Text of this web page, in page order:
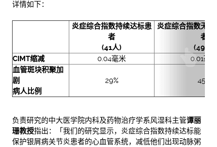
详情如下：
炎症综合指数持续达标患
者
(41人)
炎症综合指数无
者
(49
CIMT缩减 0.04毫米
0.01毫
血管斑块积聚加
剧
病人比例
29% 45%
负责研究的中大医学院内科及药物治疗学系风湿科主管谭丽
珊教授指出：「我们的研究显示，炎症综合指数持续达标能
保护银屑病关节炎患者的心血管系统，减低他们出现动脉粥